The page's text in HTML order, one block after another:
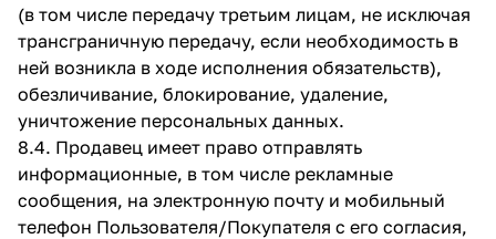
(в том числе передачу третьим лицам, не исключая
трансграничную передачу, если необходимость в
ней возникла в ходе исполнения обязательств),
обезличивание, блокирование, удаление,
уничтожение персональных данных.
8.4. Продавец имеет право отправлять
информационные, в том числе рекламные
сообщения, на электронную почту и мобильный
телефон Пользователя/Покупателя с его согласия,